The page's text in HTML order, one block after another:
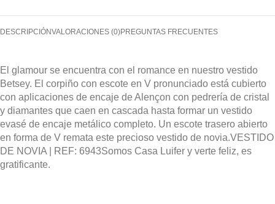
DESCRIPCIÓNVALORACIONES (0)PREGUNTAS FRECUENTES
El glamour se encuentra con el romance en nuestro vestido
Betsey. El corpiño con escote en V pronunciado está cubierto
con aplicaciones de encaje de Alençon con pedrería de cristal
y diamantes que caen en cascada hasta formar un vestido
evasé de encaje metálico completo. Un escote trasero abierto
en forma de V remata este precioso vestido de novia.VESTIDO
DE NOVIA | REF: 6943Somos Casa Luifer y verte feliz, es
gratificante.